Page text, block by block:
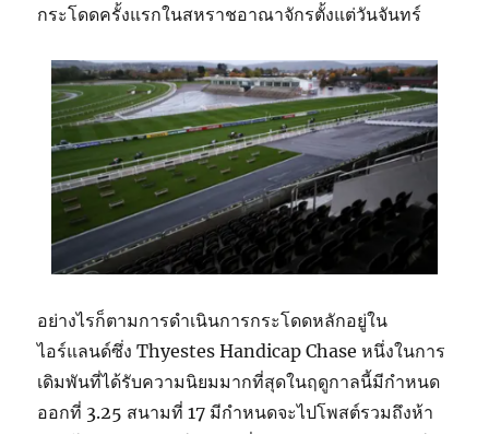
กระโดดครั้งแรกในสหราชอาณาจักรตั้งแต่วันจันทร์
อย่างไรก็ตามการดำเนินการกระโดดหลักอยู่ใน
ไอร์แลนด์ซึ่ง Thyestes Handicap Chase หนึ่งในการ
เดิมพันที่ได้รับความนิยมมากที่สุดในฤดูกาลนี้มีกำหนด
ออกที่ 3.25 สนามที่ 17 มีกำหนดจะไปโพสต์รวมถึงห้า